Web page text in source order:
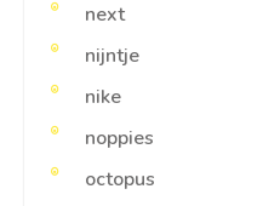
next
nijntje
nike
noppies
octopus